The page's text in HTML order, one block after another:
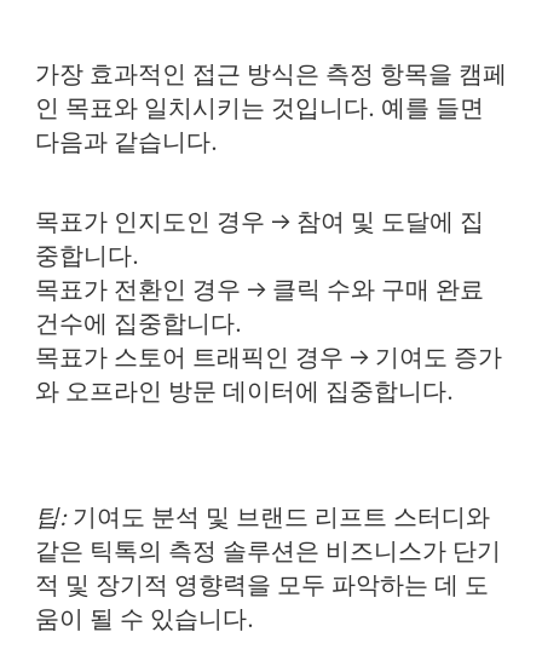
가장 효과적인 접근 방식은 측정 항목을 캠페
인 목표와 일치시키는 것입니다. 예를 들면
다음과 같습니다.
목표가 인지도인 경우 → 참여 및 도달에 집
중합니다.
목표가 전환인 경우 → 클릭 수와 구매 완료
건수에 집중합니다.
목표가 스토어 트래픽인 경우 → 기여도 증가
와 오프라인 방문 데이터에 집중합니다.
팁:기여도 분석 및 브랜드 리프트 스터디와
같은 틱톡의 측정 솔루션은 비즈니스가 단기
적 및 장기적 영향력을 모두 파악하는 데 도
움이 될 수 있습니다.